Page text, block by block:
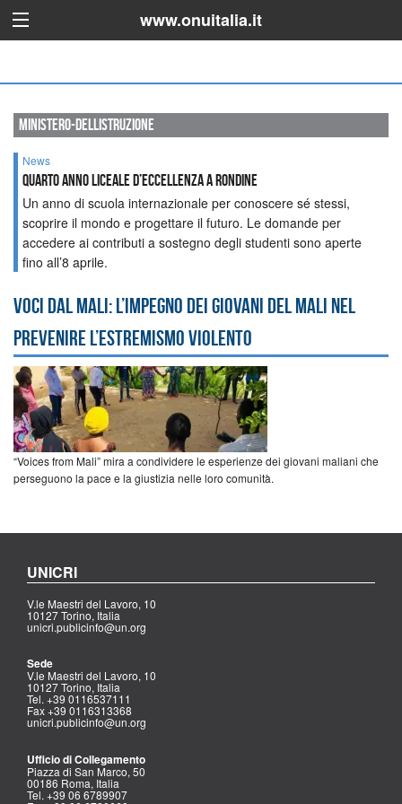
www.onuitalia.it
ministero-dellistruzione
News
Quarto Anno Liceale d’Eccellenza a Rondine
Un anno di scuola internazionale per conoscere sé stessi,
scoprire il mondo e progettare il futuro. Le domande per
accedere ai contributi a sostegno degli studenti sono aperte
fino all’8 aprile.
Voci dal Mali: l’impegno dei giovani del Mali nel
prevenire l’estremismo violento
“Voices from Mali” mira a condividere le esperienze dei giovani maliani che
perseguono la pace e la giustizia nelle loro comunità.
UNICRI
V.le Maestri del Lavoro, 10
10127 Torino, Italia
unicri.publicinfo@un.org
Sede
V.le Maestri del Lavoro, 10
10127 Torino, Italia
Tel. +39 0116537111
Fax +39 0116313368
unicri.publicinfo@un.org
Ufficio di Collegamento
Piazza di San Marco, 50
00186 Roma, Italia
Tel. +39 06 6789907